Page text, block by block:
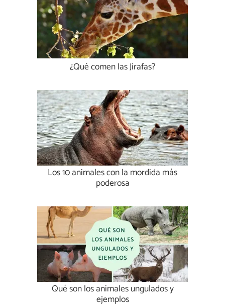
¿Qué comen las Jirafas?
Los 10 animales con la mordida más
poderosa
Qué son los animales ungulados y
ejemplos